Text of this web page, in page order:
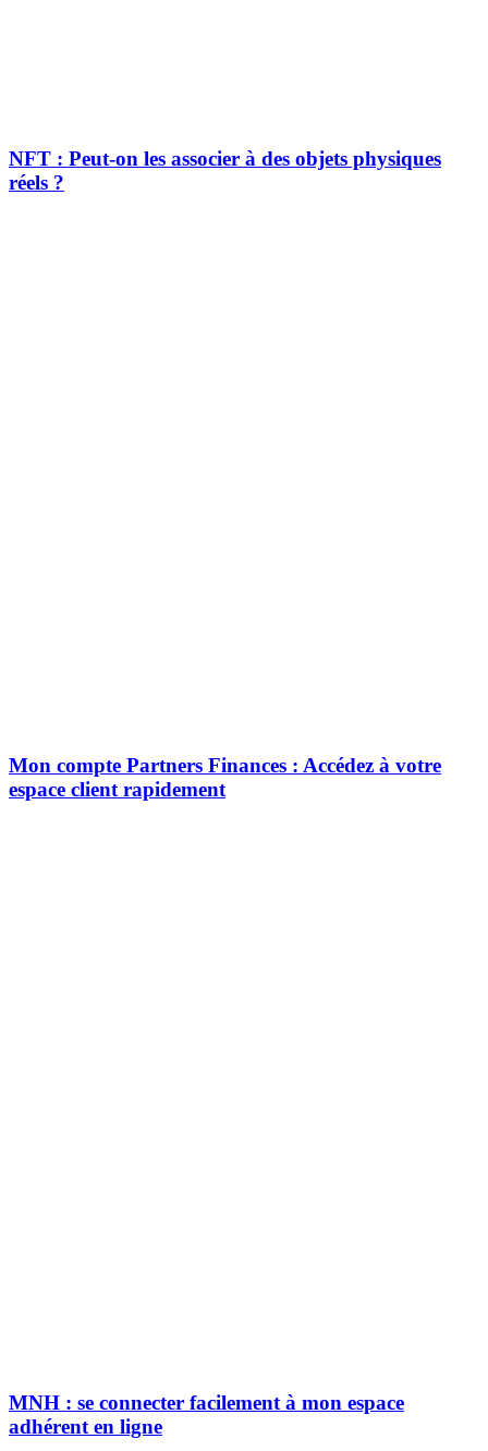
NFT : Peut-on les associer à des objets physiques
réels ?
Mon compte Partners Finances : Accédez à votre
espace client rapidement
MNH : se connecter facilement à mon espace
adhérent en ligne